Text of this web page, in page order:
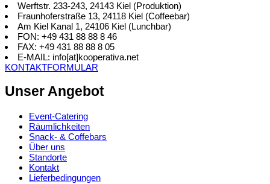
Werftstr. 233-243, 24143 Kiel (Produktion)
Fraunhoferstraße 13, 24118 Kiel (Coffeebar)
Am Kiel Kanal 1, 24106 Kiel (Lunchbar)
FON: +49 431 88 88 8 46
FAX: +49 431 88 88 8 05
E-MAIL: info[at]kooperativa.net
KONTAKTFORMULAR
Unser Angebot
Event-Catering
Räumlichkeiten
Snack- & Coffebars
Über uns
Standorte
Kontakt
Lieferbedingungen